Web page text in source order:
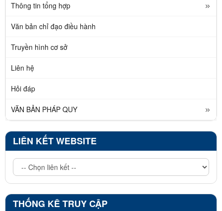
Thông tin tổng hợp
Văn bản chỉ đạo điều hành
Truyền hình cơ sở
Liên hệ
Hỏi đáp
VĂN BẢN PHÁP QUY
LIÊN KẾT WEBSITE
THỐNG KÊ TRUY CẬP